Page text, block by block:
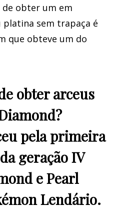
de obter um em
platina sem trapaça é
que obteve um do
obter arceus
pela primeira
geração IV
e Pearl
Lendário.